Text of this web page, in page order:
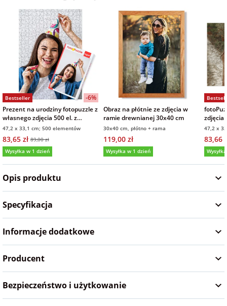
Fotoksiążki
Dodatki i
opakowania
na Dzień
Chłopaka
na Dzień Kobiet
na walentynki
na mikołajki
na Dzień Babci i
Dziadka
na Wielkanoc
na wieczór
panieński
dla przyjaciółki
dla przyjaciela
Bestseller
-6%
Prezent na urodziny fotopuzzle z
własnego zdjęcia 500 el. z
pudełkiem
47,2 x 33,1 cm; 500 elementów
83,65 zł 89,00 zł
Wysyłka w 1 dzień
5,0 (6)
Obraz na płótnie ze zdjęcia w
ramie drewnianej 30x40 cm
30x40 cm, płótno + rama
119,00 zł
Wysyłka w 1 dzień
5,0 (5)
zdjęcia
47,2 x
83,66
5,0
Opis produktu
Specyfikacja
Informacje dodatkowe
Producent
Bezpieczeństwo i użytkowanie